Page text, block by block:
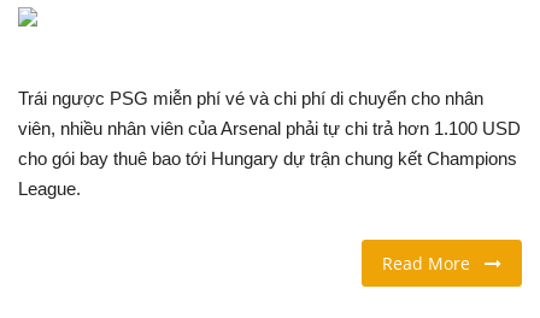
SỰ GIẢI TRÍ
LỐI SỐNG
Trái ngược PSG miễn phí vé và chi phí di chuyển cho nhân
viên, nhiều nhân viên của Arsenal phải tự chi trả hơn 1.100 USD
cho gói bay thuê bao tới Hungary dự trận chung kết Champions
League.
Read More